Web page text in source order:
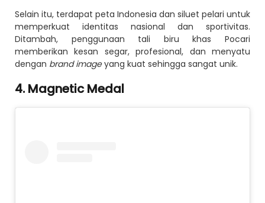
Selain itu, terdapat peta Indonesia dan siluet pelari untuk
memperkuat identitas nasional dan sportivitas.
Ditambah, penggunaan tali biru khas Pocari
memberikan kesan segar, profesional, dan menyatu
dengan brand imageyang kuat sehingga sangat unik.
4. Magnetic Medal